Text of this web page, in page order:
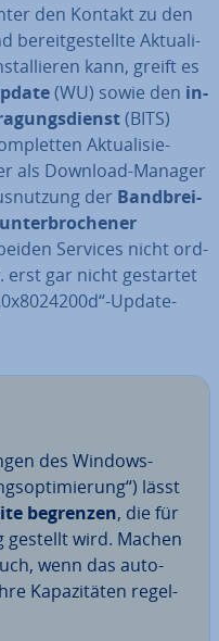
den Kontakt zu den
be­reit­ge­stell­te Ak­tua­li­
kann, greift es
(WU) sowie den in­
(BITS)
Ak­tua­li­sie­
als Download-Manager
der Band­brei­
Services nicht ord­
erst gar nicht gestartet
Update-
des Windows-
lässt
begrenzen, die für
gestellt wird. Machen
wenn das au­to­
Ka­pa­zi­tä­ten re­gel­